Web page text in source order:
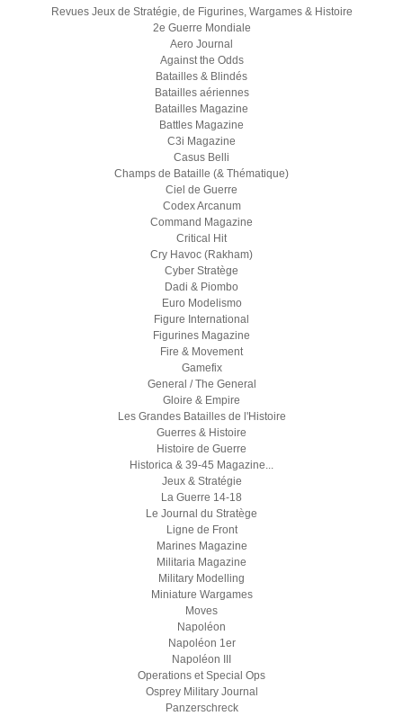
Revues Jeux de Stratégie, de Figurines, Wargames & Histoire
2e Guerre Mondiale
Aero Journal
Against the Odds
Batailles & Blindés
Batailles aériennes
Batailles Magazine
Battles Magazine
C3i Magazine
Casus Belli
Champs de Bataille (& Thématique)
Ciel de Guerre
Codex Arcanum
Command Magazine
Critical Hit
Cry Havoc (Rakham)
Cyber Stratège
Dadi & Piombo
Euro Modelismo
Figure International
Figurines Magazine
Fire & Movement
Gamefix
General / The General
Gloire & Empire
Les Grandes Batailles de l'Histoire
Guerres & Histoire
Histoire de Guerre
Historica & 39-45 Magazine...
Jeux & Stratégie
La Guerre 14-18
Le Journal du Stratège
Ligne de Front
Marines Magazine
Militaria Magazine
Military Modelling
Miniature Wargames
Moves
Napoléon
Napoléon 1er
Napoléon III
Operations et Special Ops
Osprey Military Journal
Panzerschreck